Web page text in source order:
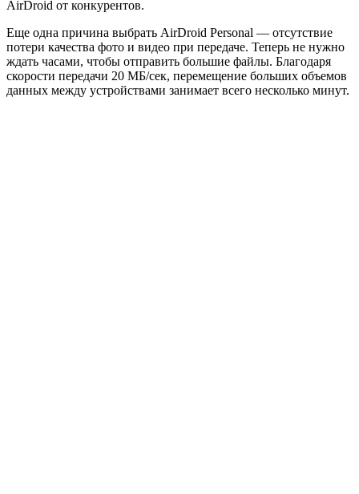
AirDroid от конкурентов.
Еще одна причина выбрать AirDroid Personal — отсутствие
потери качества фото и видео при передаче. Теперь не нужно
ждать часами, чтобы отправить большие файлы. Благодаря
скорости передачи 20 МБ/сек, перемещение больших объемов
данных между устройствами занимает всего несколько минут.